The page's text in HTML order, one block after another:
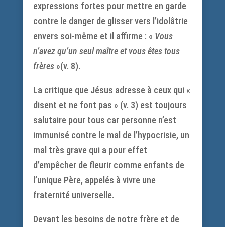
expressions fortes pour mettre en garde
contre le danger de glisser vers l’idolâtrie
envers soi-même et il affirme : « Vous
n’avez qu’un seul maître et vous êtes tous
frères »(v. 8).
La critique que Jésus adresse à ceux qui «
disent et ne font pas » (v. 3) est toujours
salutaire pour tous car personne n’est
immunisé contre le mal de l’hypocrisie, un
mal très grave qui a pour effet
d’empêcher de fleurir comme enfants de
l’unique Père, appelés à vivre une
fraternité universelle.
Devant les besoins de notre frère et de